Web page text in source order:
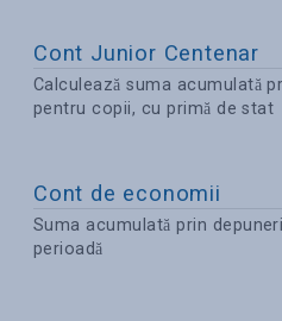
Cont Junior Centenar
Calculează suma acumulată
pentru copii, cu primă de stat
Cont de economii
Suma acumulată prin
perioadă